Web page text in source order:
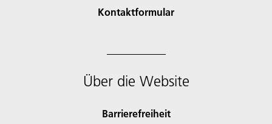
Kontaktformular
Über die Website
Barrierefreiheit